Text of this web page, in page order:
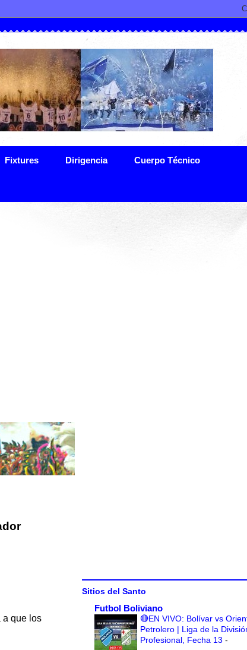
Fixtures Dirigencia Cuerpo Técnico
a que los
Sitios del Santo
Futbol Boliviano
🔴EN VIVO: Bolívar vs
Petrolero | Liga de la
Profesional, Fecha 13 -